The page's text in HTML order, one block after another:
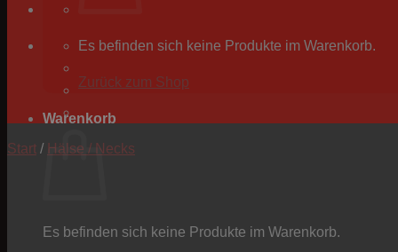
Es befinden sich keine Produkte im Warenkorb.
Zurück zum Shop
Warenkorb
Es befinden sich keine Produkte im Warenkorb.
Start / Hälse / Necks